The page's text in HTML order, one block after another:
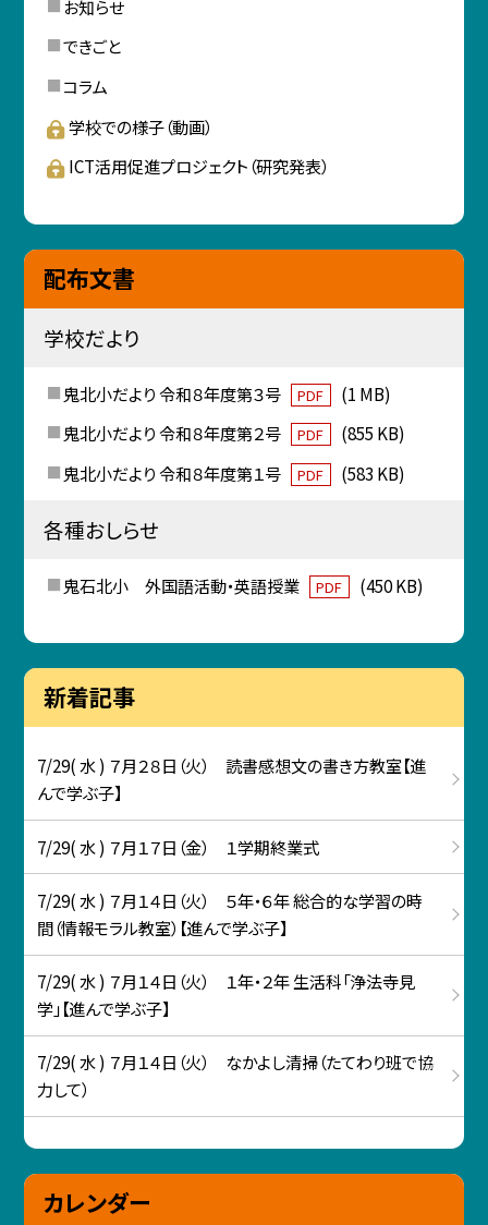
お知らせ
できごと
コラム
学校での様子（動画）
ICT活用促進プロジェクト（研究発表）
配布文書
学校だより
鬼北小だより 令和８年度第３号 PDF
(1 MB)
鬼北小だより 令和８年度第２号
PDF
(855 KB)
鬼北小だより 令和８年度第１号
PDF (583 KB)
各種おしらせ
鬼石北小 外国語活動・英語授業 PDF (450 KB)
新着記事
7/29( 水 ) ７月２８日（火） 読書感想文の書き方教室【進
んで学ぶ子】
7/29( 水 ) ７月１７日（金） １学期終業式
7/29( 水 ) ７月１４日（火） ５年・６年 総合的な学習の時
間（情報モラル教室）【進んで学ぶ子】
7/29( 水 ) ７月１４日（火） １年・２年 生活科「浄法寺見
学」【進んで学ぶ子】
7/29( 水 ) ７月１４日（火） なかよし清掃（たてわり班で協
力して）
カレンダー